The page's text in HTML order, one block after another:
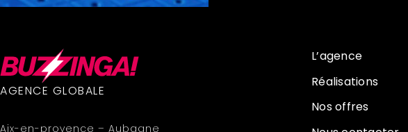
AGENCE GLOBALE
Aix-en-provence – Aubagne
L’agence
Réalisations
Nos offres